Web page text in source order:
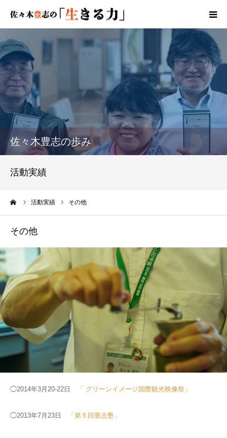
佐々木豊志の歩み
活動実績
活動実績 その他
その他
◯2014年3月20-22日 「 グリーンイメージ国際観光映像祭」
◯2013年7月23日 「第５回豊志塾」
HOME
プロフィール
教育活動
活動報告
コンタクト